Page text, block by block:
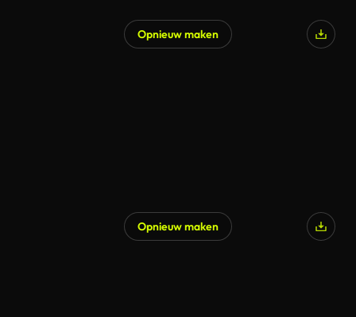
Opnieuw maken
Opnieuw maken